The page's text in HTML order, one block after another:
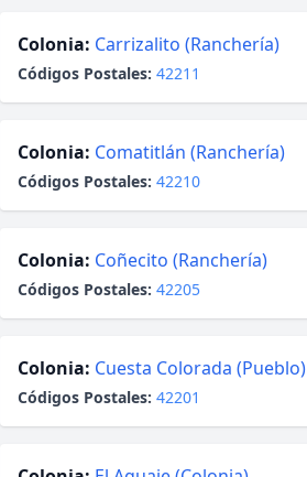
Colonia: Carrizalito (Ranchería)
Códigos Postales: 42211
Colonia: Comatitlán (Ranchería)
Códigos Postales: 42210
Colonia: Coñecito (Ranchería)
Códigos Postales: 42205
Colonia: Cuesta Colorada (Pueblo)
Códigos Postales: 42201